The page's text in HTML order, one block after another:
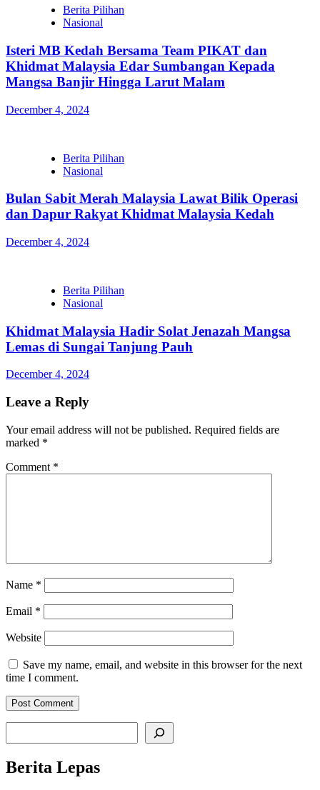
Berita Pilihan
Nasional
Isteri MB Kedah Bersama Team PIKAT dan
Khidmat Malaysia Edar Sumbangan Kepada
Mangsa Banjir Hingga Larut Malam
December 4, 2024
Berita Pilihan
Nasional
Bulan Sabit Merah Malaysia Lawat Bilik Operasi
dan Dapur Rakyat Khidmat Malaysia Kedah
December 4, 2024
Berita Pilihan
Nasional
Khidmat Malaysia Hadir Solat Jenazah Mangsa
Lemas di Sungai Tanjung Pauh
December 4, 2024
Leave a Reply
Your email address will not be published. Required fields are
marked *
Comment *
Name *
Email *
Website
Save my name, email, and website in this browser for the next
time I comment.
Berita Lepas